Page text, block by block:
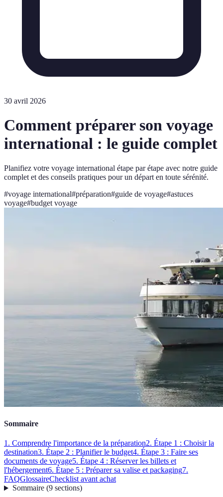
30 avril 2026
Comment préparer son voyage
international : le guide complet
Planifiez votre voyage international étape par étape avec notre guide
complet et des conseils pratiques pour un départ en toute sérénité.
#voyage international#préparation#guide de voyage#astuces
voyage#budget voyage
Sommaire
1. Comprendre l'importance de la préparation2. Étape 1 : Choisir la
destination3. Étape 2 : Planifier le budget4. Étape 3 : Faire ses
documents de voyage5. Étape 4 : Réserver les billets et
l'hébergement6. Étape 5 : Préparer sa valise et packaging7.
FAQGlossaireChecklist avant achat
Sommaire(9 sections)